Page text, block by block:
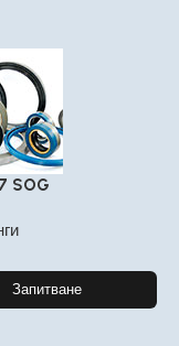
SOG
Запитване